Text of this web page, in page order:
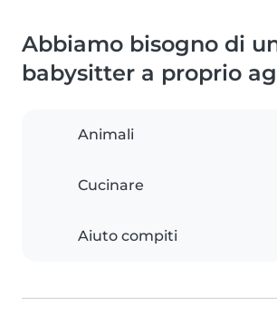
Abbiamo bisogno di
babysitter a proprio
Animali
Cucinare
Aiuto compiti